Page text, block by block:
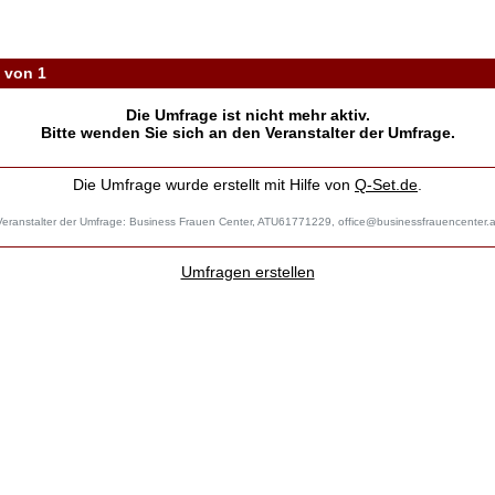
von 1
Die Umfrage ist nicht mehr aktiv.
Bitte wenden Sie sich an den Veranstalter der Umfrage.
Die Umfrage wurde erstellt mit Hilfe von Q-Set.de
der Umfrage: Business Frauen Center, ATU61771229,
Umfragen erstellen